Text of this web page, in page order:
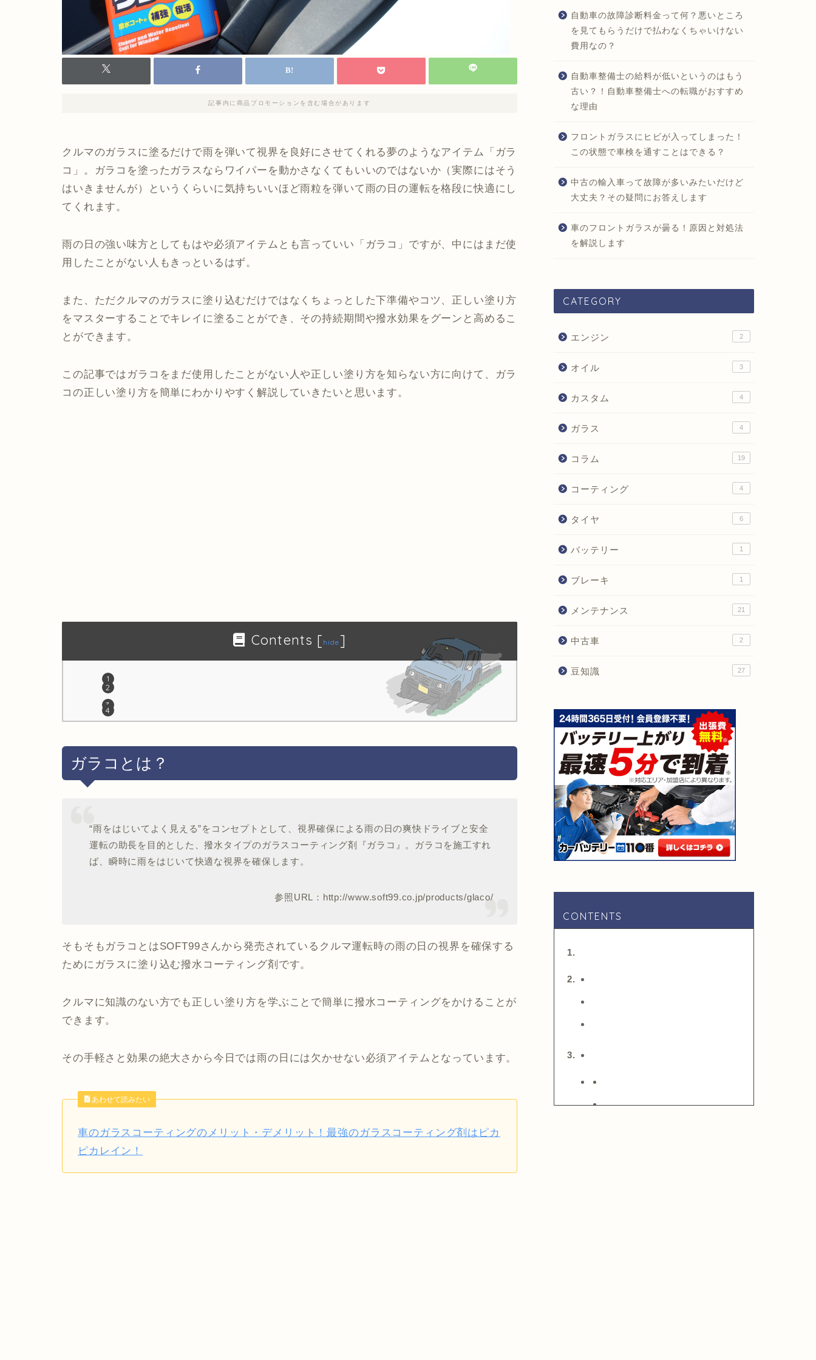
記事内に商品プロモーションを含む場合があります
クルマのガラスに塗るだけで雨を弾いて視界を良好にさせてくれる夢のようなアイテム「ガラ
コ」。ガラコを塗ったガラスならワイパーを動かさなくてもいいのではないか（実際にはそう
はいきませんが）というくらいに気持ちいいほど雨粒を弾いて雨の日の運転を格段に快適にし
てくれます。
雨の日の強い味方としてもはや必須アイテムとも言っていい「ガラコ」ですが、中にはまだ使
用したことがない人もきっといるはず。
また、ただクルマのガラスに塗り込むだけではなくちょっとした下準備やコツ、正しい塗り方
をマスターすることでキレイに塗ることができ、その持続期間や撥水効果をグーンと高めるこ
とができます。
この記事ではガラコをまだ使用したことがない人や正しい塗り方を知らない方に向けて、ガラ
コの正しい塗り方を簡単にわかりやすく解説していきたいと思います。
Contents [ hide ]
ガラコとは？
“雨をはじいてよく見える”をコンセプトとして、視界確保による雨の日の爽快ドライブと安全
運転の助長を目的とした、撥水タイプのガラスコーティング剤『ガラコ』。ガラコを施工すれ
ば、瞬時に雨をはじいて快適な視界を確保します。
参照URL：http://www.soft99.co.jp/products/glaco/
そもそもガラコとはSOFT99さんから発売されているクルマ運転時の雨の日の視界を確保する
ためにガラスに塗り込む撥水コーティング剤です。
クルマに知識のない方でも正しい塗り方を学ぶことで簡単に撥水コーティングをかけることが
できます。
その手軽さと効果の絶大さから今日では雨の日には欠かせない必須アイテムとなっています。
あわせて読みたい
車のガラスコーティングのメリット・デメリット！最強のガラスコーティング剤はピカ
ピカレイン！
自動車の故障診断料金って何？悪いところ
を見てもらうだけで払わなくちゃいけない
費用なの？
自動車整備士の給料が低いというのはもう
古い？！自動車整備士への転職がおすすめ
な理由
フロントガラスにヒビが入ってしまった！
この状態で車検を通すことはできる？
中古の輸入車って故障が多いみたいだけど
大丈夫？その疑問にお答えします
車のフロントガラスが曇る！原因と対処法
を解説します
CATEGORY
エンジン 2
オイル 3
カスタム 4
ガラス 4
コラム 19
コーティング 4
タイヤ 6
バッテリー 1
ブレーキ 1
メンテナンス 21
中古車 2
豆知識 27
CONTENTS